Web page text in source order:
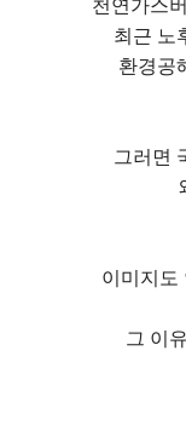
천연가스
최근 노
환경공
그러면
이미지도
그 이